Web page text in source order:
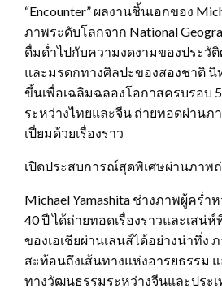
“Encounter” ผลงานชิ้นเอกของ
ภาพระดับโลกจาก National
ดื่มด่ำไปกับความงดงามของประวั
และมรดกทางศิลปะของสองชาติ นิ
ขึ้นเพื่อเฉลิมฉลองโอกาสครบรอบ
ระหว่างไทยและจีน ถ่ายทอดผ่านภ
เปี่ยมด้วยเรื่องราว
เปิดประสบการณ์สุดพิเศษผ่านภาพ
Michael Yamashita ช่างภาพผู้คร่ำ
40 ปี ได้ถ่ายทอดเรื่องราวและเส
ของเอเชียผ่านเลนส์ได้อย่างน่าทึ่ง
สะท้อนถึงเส้นทางแห่งอารยธรรม
ทางวัฒนธรรมระหว่างจีนและประ